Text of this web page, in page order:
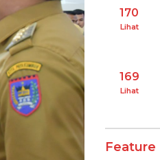
170
Lihat
169
Lihat
Feature